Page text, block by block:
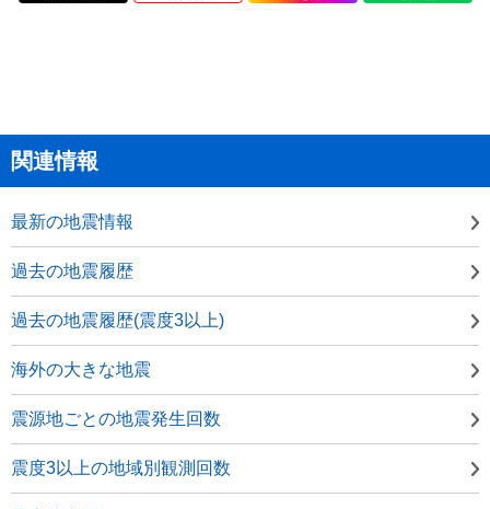
関連情報
最新の地震情報
過去の地震履歴
過去の地震履歴(震度3以上)
海外の大きな地震
震源地ごとの地震発生回数
震度3以上の地域別観測回数